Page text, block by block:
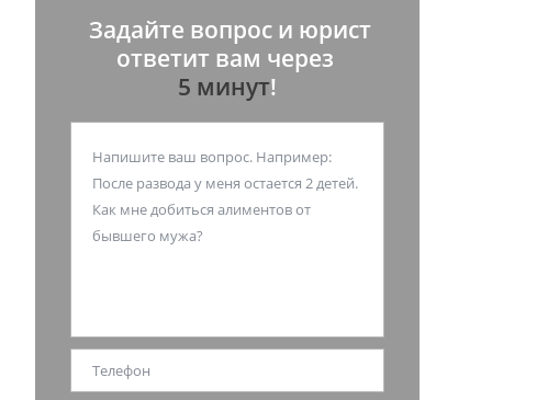
Задайте вопрос и юрист
ответит вам через
5 минут!